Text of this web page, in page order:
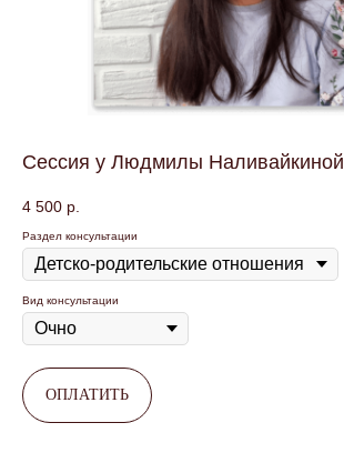
Сессия у Людмилы Наливайкиной
4 500 р.
Раздел консультации
Вид консультации
ОПЛАТИТЬ